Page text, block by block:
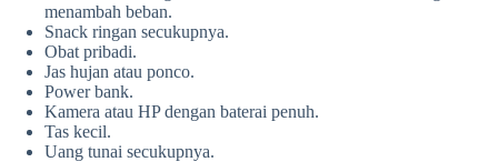
menambah beban.
Snack ringan secukupnya.
Obat pribadi.
Jas hujan atau ponco.
Power bank.
Kamera atau HP dengan baterai penuh.
Tas kecil.
Uang tunai secukupnya.